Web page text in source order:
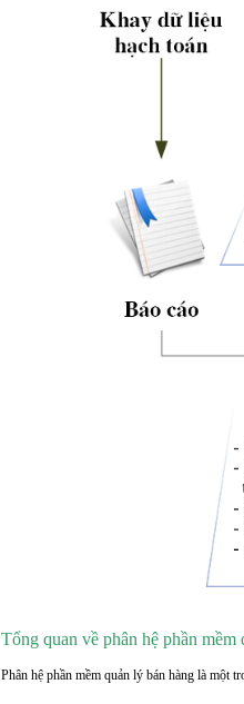
Tổng quan về phân hệ phần mềm
Phân hệ phần mềm quản lý bán hàng là một